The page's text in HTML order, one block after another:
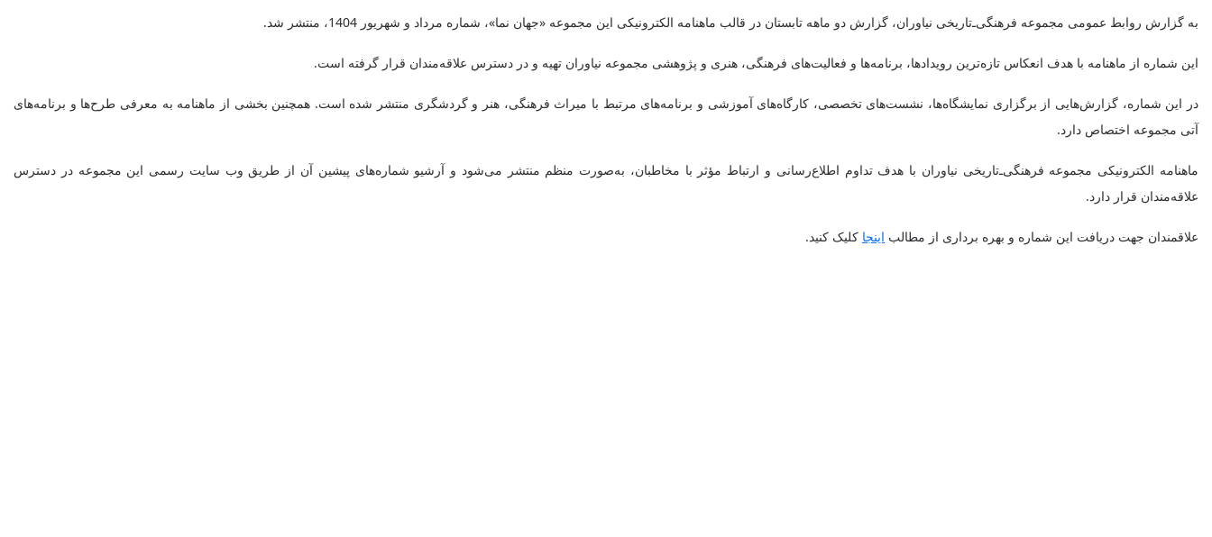
به گزارش روابط عمومی مجموعه فرهنگی‌ـ‌تاریخی نیاوران، گزارش دو ماهه تابستان در قالب ماهنامه الکترونیکی این مجموعه «جهان نما»، شماره مرداد و شهریور 1404، منتشر شد.
این شماره از ماهنامه با هدف انعکاس تازه‌ترین رویداد‌ها، برنامه‌ها و فعالیت‌های فرهنگی، هنری و پژوهشی مجموعه نیاوران تهیه و در دسترس علاقه‌مندان قرار گرفته است.
در این شماره، گزارش‌هایی از برگزاری نمایشگاه‌ها، نشست‌های تخصصی، کارگاه‌های آموزشی و برنامه‌های مرتبط با میراث فرهنگی، هنر و گردشگری منتشر شده است. همچنین بخشی از ماهنامه به معرفی طرح‌ها و برنامه‌های
آتی مجموعه اختصاص دارد.
ماهنامه الکترونیکی مجموعه فرهنگی‌ـ‌تاریخی نیاوران با هدف تداوم اطلاع‌رسانی و ارتباط مؤثر با مخاطبان، به‌صورت منظم منتشر می‌شود و آرشیو شماره‌های پیشین آن از طریق وب سایت رسمی این مجموعه در دسترس
علاقه‌مندان قرار دارد.
علاقمندان جهت دریافت این شماره و بهره برداری از مطالب اینجا کلیک کنید.